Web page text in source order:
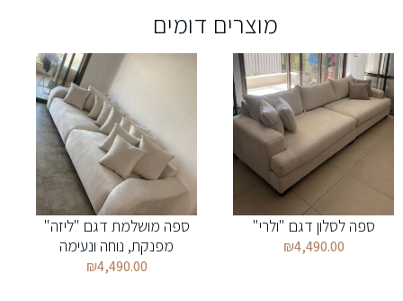
מוצרים דומים
ספה לסלון דגם "ולרי"
₪4,490.00
ספה מושלמת דגם "ליזה"
מפנקת, נוחה ונעימה
₪4,490.00